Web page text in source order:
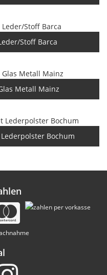
Stoff Barca
Metall Mainz
Bochum